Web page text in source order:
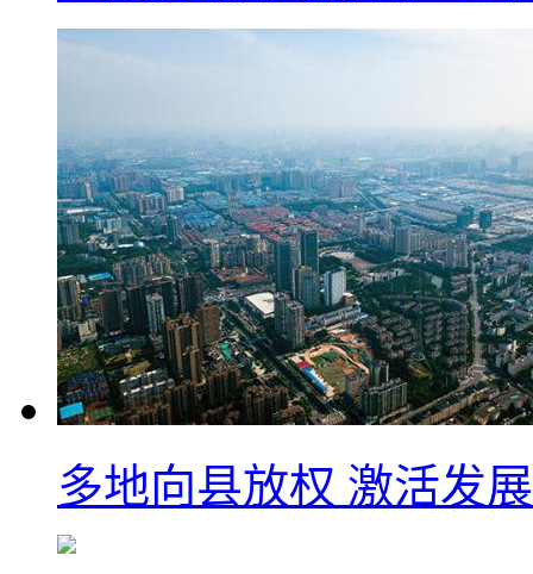
多地向县放权 激活发